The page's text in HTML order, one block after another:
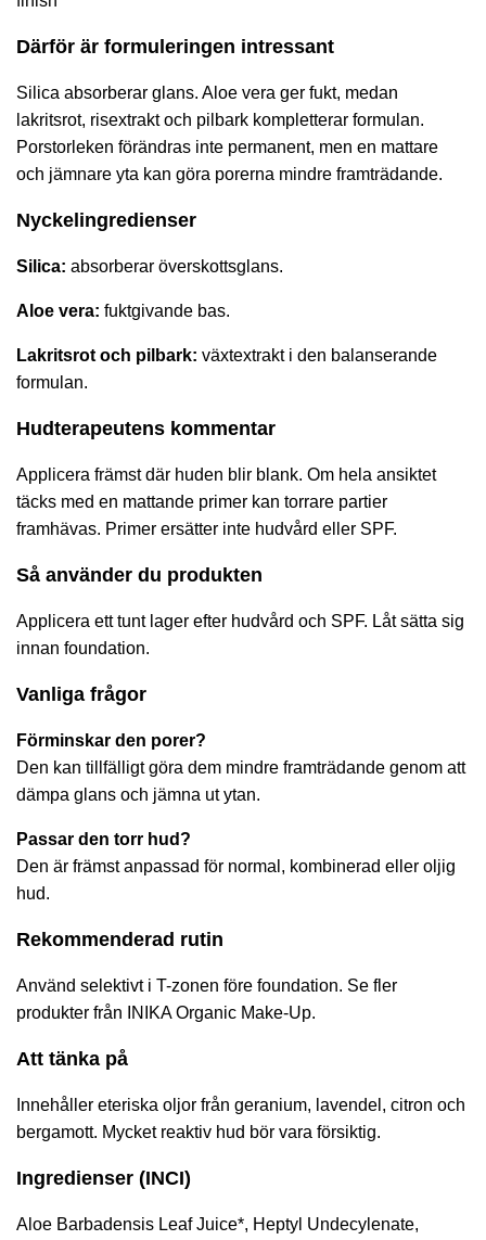
Därför är formuleringen intressant
Silica absorberar glans. Aloe vera ger fukt, medan
lakritsrot, risextrakt och pilbark kompletterar formulan.
Porstorleken förändras inte permanent, men en mattare
och jämnare yta kan göra porerna mindre framträdande.
Nyckelingredienser
Silica: absorberar överskottsglans.
Aloe vera: fuktgivande bas.
Lakritsrot och pilbark: växtextrakt i den balanserande
formulan.
Hudterapeutens kommentar
Applicera främst där huden blir blank. Om hela ansiktet
täcks med en mattande primer kan torrare partier
framhävas. Primer ersätter inte hudvård eller SPF.
Så använder du produkten
Applicera ett tunt lager efter hudvård och SPF. Låt sätta sig
innan foundation.
Vanliga frågor
Förminskar den porer?
Den kan tillfälligt göra dem mindre framträdande genom att
dämpa glans och jämna ut ytan.
Passar den torr hud?
Den är främst anpassad för normal, kombinerad eller oljig
hud.
Rekommenderad rutin
Använd selektivt i T-zonen före foundation. Se fler
produkter från
INIKA Organic Make-Up.
Att tänka på
Innehåller eteriska oljor från geranium, lavendel, citron och
bergamott. Mycket reaktiv hud bör vara försiktig.
Ingredienser (INCI)
Aloe Barbadensis Leaf Juice*, Heptyl Undecylenate,